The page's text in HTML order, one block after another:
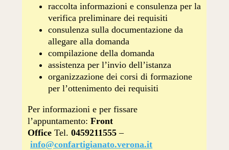
raccolta informazioni e consulenza per la
verifica preliminare dei requisiti
consulenza sulla documentazione da
allegare alla domanda
compilazione della domanda
assistenza per l’invio dell’istanza
organizzazione dei corsi di formazione
per l’ottenimento dei requisiti
Per informazioni e per fissare
l’appuntamento:Front
Office Tel.0459211555 –
info@confartigianato.verona.it